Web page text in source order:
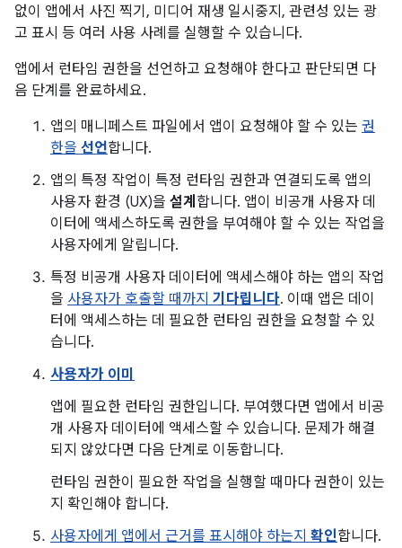
없이 앱에서 사진 찍기, 미디어 재생 일시중지, 관련성 있는 광
고 표시 등 여러 사용 사례를 실행할 수 있습니다.
앱에서 런타임 권한을 선언하고 요청해야 한다고 판단되면 다
음 단계를 완료하세요.
앱의 매니페스트 파일에서 앱이 요청해야 할 수 있는 권
한을 선언합니다.
앱의 특정 작업이 특정 런타임 권한과 연결되도록 앱의
사용자 환경 (UX)을 설계 합니다. 앱이 비공개 사용자 데
이터에 액세스하도록 권한을 부여해야 할 수 있는 작업을
사용자에게 알립니다.
특정 비공개 사용자 데이터에 액세스해야 하는 앱의 작업
을 사용자가 호출할 때까지 기다립니다. 이때 앱은 데이
터에 액세스하는 데 필요한 런타임 권한을 요청할 수 있
습니다.
사용자가 이미
앱에 필요한 런타임 권한입니다. 부여했다면 앱에서 비공
개 사용자 데이터에 액세스할 수 있습니다. 문제가 해결
되지 않았다면 다음 단계로 이동합니다.
런타임 권한이 필요한 작업을 실행할 때마다 권한이 있는
지 확인해야 합니다.
사용자에게 앱에서 근거를 표시해야 하는지 확인합니다.